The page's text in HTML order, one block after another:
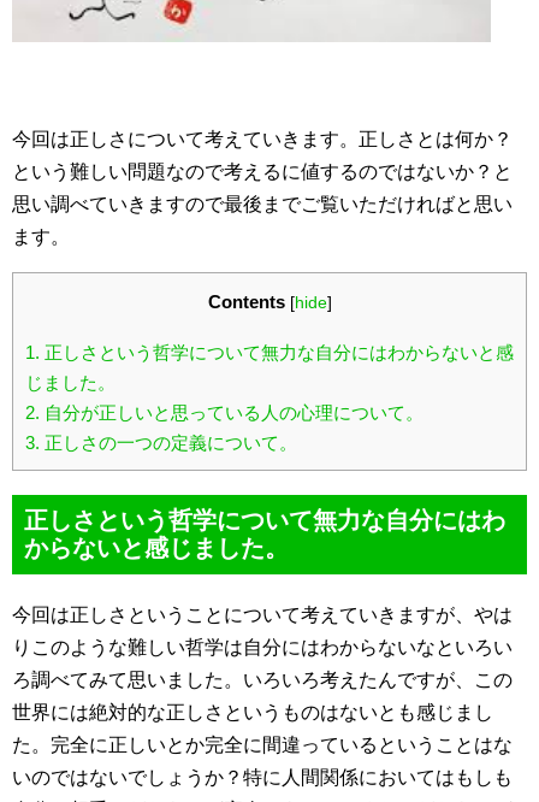
今回は正しさについて考えていきます。正しさとは何か？
という難しい問題なので考えるに値するのではないか？と
思い調べていきますので最後までご覧いただければと思い
ます。
Contents [hide]
1. 正しさという哲学について無力な自分にはわからないと感
じました。
2. 自分が正しいと思っている人の心理について。
3. 正しさの一つの定義について。
正しさという哲学について無力な自分にはわ
からないと感じました。
今回は正しさということについて考えていきますが、やは
りこのような難しい哲学は自分にはわからないなといろい
ろ調べてみて思いました。いろいろ考えたんですが、この
世界には絶対的な正しさというものはないとも感じまし
た。完全に正しいとか完全に間違っているということはな
いのではないでしょうか？特に人間関係においてはもしも